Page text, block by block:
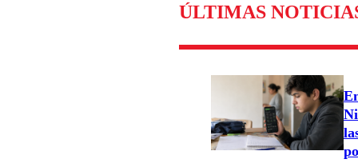
ÚLTIMAS